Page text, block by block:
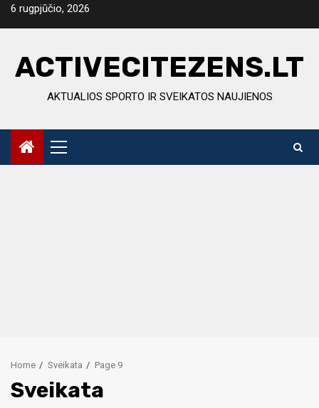
Skip6 rugpjūčio, 2026
ACTIVECITEZENS.LT
AKTUALIOS SPORTO IR SVEIKATOS NAUJIENOS
Primary
Menu
Home Sveikata Page 9
Sveikata